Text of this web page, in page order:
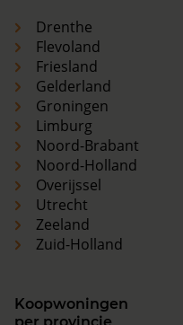
Drenthe
Flevoland
Friesland
Gelderland
Groningen
Limburg
Noord-Brabant
Noord-Holland
Overijssel
Utrecht
Zeeland
Zuid-Holland
Koopwoningen